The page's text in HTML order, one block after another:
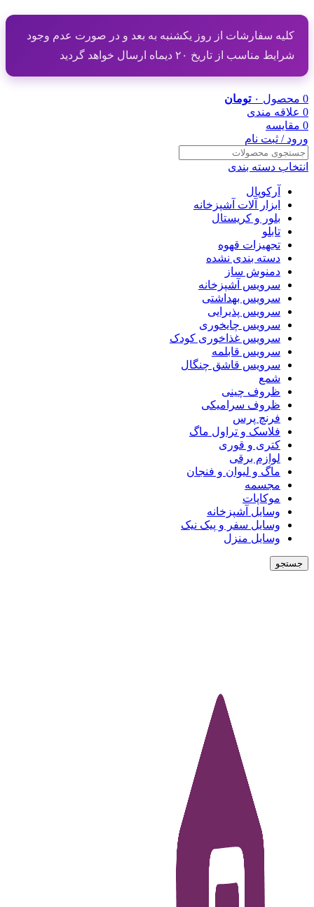
کلیه سفارشات از روز یکشنبه به بعد و در صورت عدم وجود
شرایط مناسب از تاریخ ۲۰ دیماه ارسال خواهد گردید
0 محصول ۰ تومان
0 علاقه مندی
0 مقایسه
ورود / ثبت نام
انتخاب دسته بندی
آرکوپال
ابزار آلات آشپزخانه
بلور و کریستال
تابلو
تجهیزات قهوه
دسته بندی نشده
دمنوش ساز
سرویس آشپزخانه
سرویس بهداشتی
سرویس پذیرایی
سرویس چایخوری
سرویس غذاخوری کودک
سرویس قابلمه
سرویس قاشق چنگال
شمع
ظروف چینی
ظروف سرامیکی
فرنچ پرس
فلاسک و تراول ماگ
کتری و قوری
لوازم برقی
ماگ و لیوان و فنجان
مجسمه
موکاپات
وسایل آشپزخانه
وسایل سفر و پیک نیک
وسایل منزل
جستجو